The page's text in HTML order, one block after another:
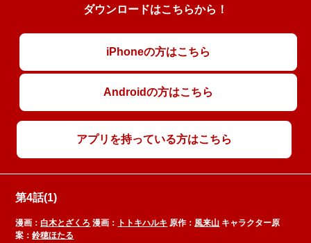
ダウンロードはこちらから！
iPhoneの方はこちら
Androidの方はこちら
アプリを持っている方はこちら
第4話(1)
漫画：白木とざくろ 漫画： トトキハルキ 原作： 風来山 キャラクター原
案：鈴穂ほたる